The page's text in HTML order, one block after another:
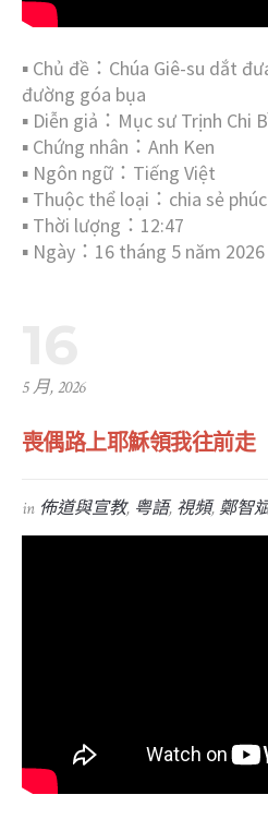
▪︎ Chủ đề：Chúa Giê-su dắt
đường góa bụa
▪︎ Diễn giả：Mục sư Trịnh Chi
▪︎ Chứng nhân：Anh Ken
▪︎ Ngôn ngữ：Tiếng Việt
▪︎ Thuộc thể loại：chia sẻ
▪︎ Thời lượng：12:47
▪︎ Ngày：16 tháng 5 năm 2026
5 月, 2026
喪偶路上耶穌領我往前走
in 佈道與宣教, 粤語, 視頻,鄭智